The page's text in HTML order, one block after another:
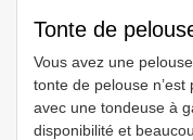
Tonte de
Vous avez une
tonte de pelouse
avec une tondeuse à
disponibilité et